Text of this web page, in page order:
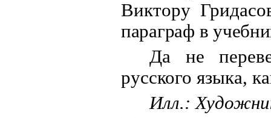
Виктору
параграф в
Да не
русского языка,
Илл.: